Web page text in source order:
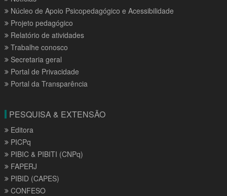
Núcleo de Apoio Psicopedagógico e Acessibilidade
Projeto pedagógico
Relatório de atividades
Trabalhe conosco
Secretaria geral
Portal de Privacidade
Portal da Transparência
PESQUISA & EXTENSÃO
Editora
PICPq
PIBIC & PIBITI (CNPq)
FAPERJ
PIBID (CAPES)
CONFESO